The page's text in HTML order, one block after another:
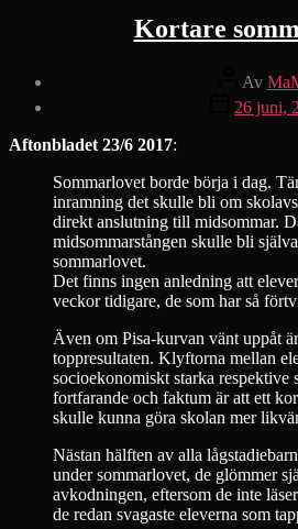
Kortare
Av
26 juni,
Aftonbladet 23/6 2017:
Sommarlovet borde börja i dag.
inramning det skulle bli om
direkt anslutning till midsommar.
midsommarstången skulle bli
sommarlovet.
Det finns ingen anledning att
veckor tidigare, de som har så
Även om Pisa-kurvan vänt uppåt
toppresultaten. Klyftorna mellan
socioekonomiskt starka respektive
fortfarande och faktum är att ett
skulle kunna göra skolan mer
Nästan hälften av alla
under sommarlovet, de glömmer
avkodningen, eftersom de inte
de redan svagaste eleverna som